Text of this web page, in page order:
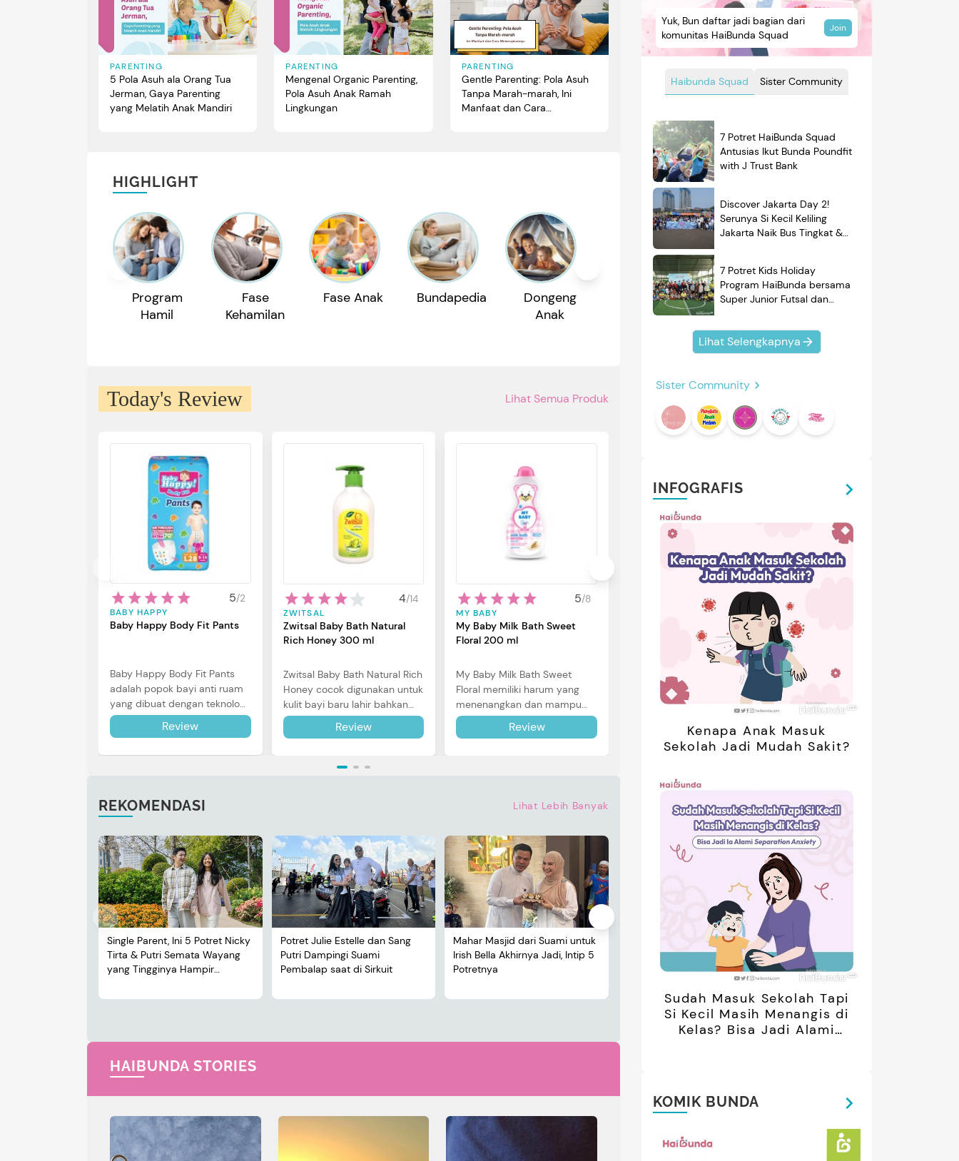
PARENTING
5 Pola Asuh ala Orang Tua
Jerman, Gaya Parenting
yang Melatih Anak Mandiri
PARENTING
Mengenal Organic Parenting,
Pola Asuh Anak Ramah
Lingkungan
PARENTING
Gentle Parenting: Pola Asuh
Tanpa Marah-marah, Ini
Manfaat dan Cara
HIGHLIGHT
Program
Hamil
Fase
Kehamilan
Fase Anak Bundapedia
Dongeng
Anak
Rekomendasi
Produk
Nama Bayi Resep
Today's Review Lihat Semua Produk
5/2
BABY HAPPY
Baby Happy Body Fit Pants
Baby Happy Body Fit Pants
adalah popok bayi anti ruam
yang dibuat dengan teknologi
Air Through Technology.
Review
4/14
ZWITSAL
Zwitsal Baby Bath Natural
Rich Honey 300 ml
Zwitsal Baby Bath Natural Rich
Honey cocok digunakan untuk
kulit bayi baru lahir bahkan
kulit sensitif sekalipun. Simak
reviewnya di sini.
Review
5/8
MY BABY
My Baby Milk Bath Sweet
Floral 200 ml
My Baby Milk Bath Sweet
Floral memiliki harum yang
menenangkan dan mampu
melembapkan kulit Si Kecil.
Simak reviewnya di sini.
Review
MY BABY
My Baby Minyak Telon plus
Eucalyptus
Eucalyptus dapat
menghangatkan sekaligus
melindungi Si Kecil dari gigitan
serangga. Simak reviewnya di
Review
CUSSONS BABY
Cussons Baby Soft & Smooth
Cussons Baby Soft & Smooth
Baby Oil hadir untuk merawat
dan menutrisi kulit bayi yang
REKOMENDASI Lihat Lebih Banyak
Single Parent, Ini 5 Potret Nicky
Tirta & Putri Semata Wayang
yang Tingginya Hampir
Potret Julie Estelle dan Sang
Putri Dampingi Suami
Pembalap saat di Sirkuit
Mahar Masjid dari Suami untuk
Irish Bella Akhirnya Jadi, Intip 5
Potretnya
Deretan Artis yang Menetap di
Luar Negeri Usai Menikah, Intip
5 Potret Terbarunya
5 Potret Kedekatan Alyssa
Daguise Bersama Ayahanda
asal Prancis, Dipuji Tampan
oleh Netizen
HAIBUNDA STORIES
Haibunda Squad Sister Community
Yuk, Bun daftar jadi bagian dari
komunitas HaiBunda Squad
Join
7 Potret HaiBunda Squad
Antusias Ikut Bunda Poundfit
with J Trust Bank
Discover Jakarta Day 2!
Serunya Si Kecil Keliling
Jakarta Naik Bus Tingkat &
7 Potret Kids Holiday
Program HaiBunda bersama
Super Junior Futsal dan
Kompak Banget!
Lihat Selengkapnya
Sister Community
INFOGRAFIS
Kenapa Anak Masuk
Sekolah Jadi Mudah Sakit?
Sudah Masuk Sekolah Tapi
Si Kecil Masih Menangis di
Kelas? Bisa Jadi Alami
KOMIK BUNDA